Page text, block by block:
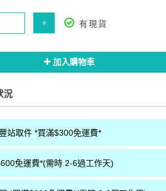
+ 有現貨
加入購物車
況
站取件 *買滿$300免運費*
免運費*(需時 2-6過工作天)